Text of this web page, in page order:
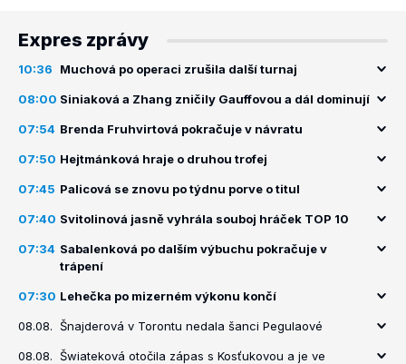
Expres zprávy
10:36 Muchová po operaci zrušila další turnaj
08:00 Siniaková a Zhang zničily Gauffovou a dál dominují
07:54 Brenda Fruhvirtová pokračuje v návratu
07:50 Hejtmánková hraje o druhou trofej
07:45 Palicová se znovu po týdnu porve o titul
07:40 Svitolinová jasně vyhrála souboj hráček TOP 10
07:34 Sabalenková po dalším výbuchu pokračuje v
trápení
07:30 Lehečka po mizerném výkonu končí
08.08. Šnajderová v Torontu nedala šanci Pegulaové
08.08. Šwiateková otočila zápas s Kosťukovou a je ve